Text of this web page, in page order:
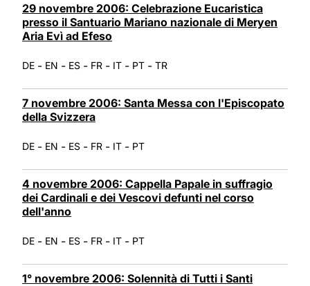
29 novembre 2006: Celebrazione Eucaristica
presso il Santuario Mariano nazionale di Meryen
Aria Evì ad Efeso
DE - EN - ES - FR - IT - PT - TR
7 novembre 2006: Santa Messa con l'Episcopato
della Svizzera
DE - EN - ES - FR - IT - PT
4 novembre 2006: Cappella Papale in suffragio
dei Cardinali e dei Vescovi defunti nel corso
dell'anno
DE - EN - ES - FR - IT - PT
1° novembre 2006: Solennità di Tutti i Santi